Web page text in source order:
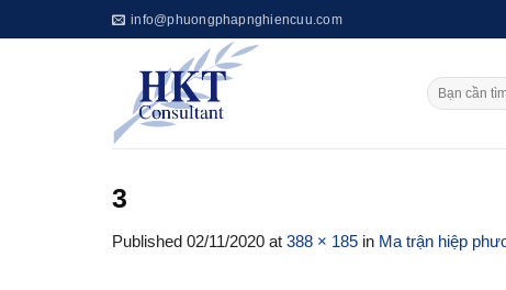
to
info@phuongphapnghiencuu.com
3
Published 02/11/2020 at 388 × 185 in Ma trận hiệp